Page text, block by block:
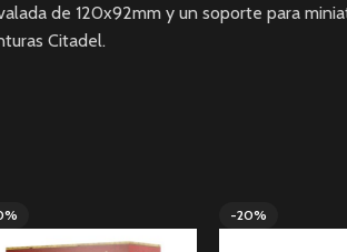
de 120x92mm y un soporte para
Citadel.
-20%